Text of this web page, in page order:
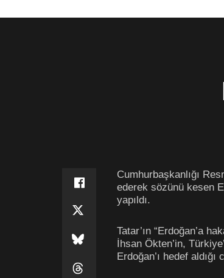
Cumhurbaşkanlığı
ederek sözünü kesen
yapıldı.
Tatar’ın “Erdoğan’a
İhsan Ökten’in,
Erdoğan’ı hedef